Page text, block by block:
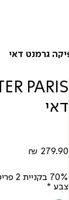
דאי
70% בקניית 2 פריטים ומעלה
צבע *